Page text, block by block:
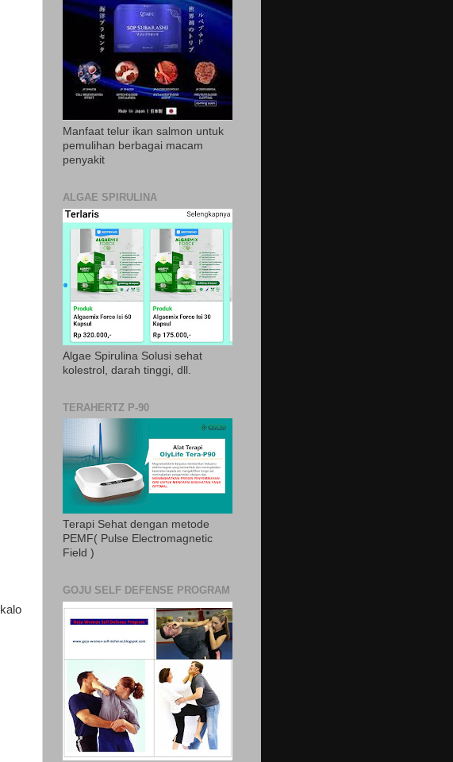
Manfaat telur ikan salmon untuk
pemulihan berbagai macam
penyakit
ALGAE SPIRULINA
Algae Spirulina Solusi sehat
kolestrol, darah tinggi, dll.
TERAHERTZ P-90
Terapi Sehat dengan metode
PEMF( Pulse Electromagnetic
Field )
GOJU SELF DEFENSE PROGRAM